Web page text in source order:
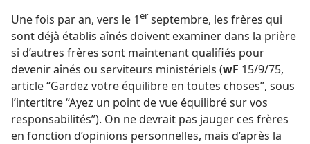
Une fois par an, vers le 1er septembre, les frères qui
sont déjà établis aînés doivent examiner dans la prière
si d’autres frères sont maintenant qualifiés pour
devenir aînés ou serviteurs ministériels (wF 15/9/75,
article “Gardez votre équilibre en toutes choses”, sous
l’intertitre “Ayez un point de vue équilibré sur vos
responsabilités”). On ne devrait pas jauger ces frères
en fonction d’opinions personnelles, mais d’après la